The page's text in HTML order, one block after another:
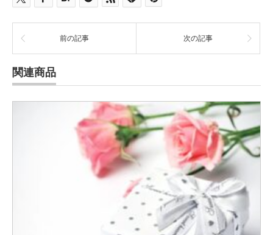
前の記事 次の記事
関連商品